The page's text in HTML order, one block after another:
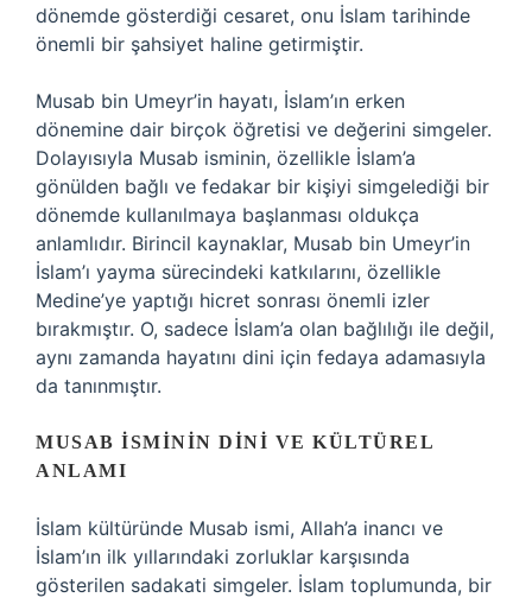
dönemde gösterdiği cesaret, onu İslam tarihinde
önemli bir şahsiyet haline getirmiştir.
Musab bin Umeyr’in hayatı, İslam’ın erken
dönemine dair birçok öğretisi ve değerini simgeler.
Dolayısıyla Musab isminin, özellikle İslam’a
gönülden bağlı ve fedakar bir kişiyi simgelediği bir
dönemde kullanılmaya başlanması oldukça
anlamlıdır. Birincil kaynaklar, Musab bin Umeyr’in
İslam’ı yayma sürecindeki katkılarını, özellikle
Medine’ye yaptığı hicret sonrası önemli izler
bırakmıştır. O, sadece İslam’a olan bağlılığı ile değil,
aynı zamanda hayatını dini için fedaya adamasıyla
da tanınmıştır.
MUSAB İSMININ DINI VE KÜLTÜREL
ANLAMI
İslam kültüründe Musab ismi, Allah’a inancı ve
İslam’ın ilk yıllarındaki zorluklar karşısında
gösterilen sadakati simgeler. İslam toplumunda, bir